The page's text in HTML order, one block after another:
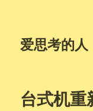
爱思考的人
台式机